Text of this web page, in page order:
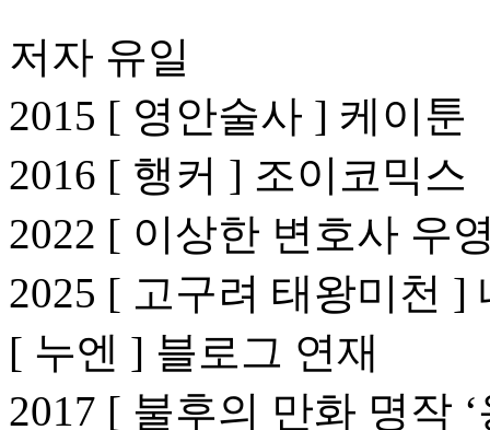
저자 유일
2015 [ 영안술사 ] 케이툰
2016 [ 행커 ] 조이코믹스
2022 [ 이상한 변호사 우
2025 [ 고구려 태왕미천 ]
[ 누엔 ] 블로그 연재
2017 [ 불후의 만화 명작